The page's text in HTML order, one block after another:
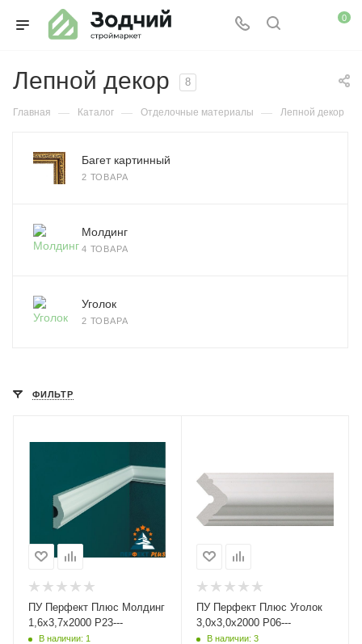
0
Лепной декор 8
Главная — Каталог — Отделочные материалы — Лепной декор
Багет картинный
2 ТОВАРА
Молдинг
4 ТОВАРА
Уголок
2 ТОВАРА
ФИЛЬТР
ПУ Перфект Плюс Молдинг
1,6х3,7х2000 Р23---
В наличии: 1
ПУ Перфект Плюс Уголок
3,0х3,0х2000 Р06---
В наличии: 3